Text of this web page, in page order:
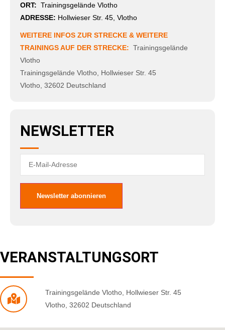
ORT: Trainingsgelände Vlotho
ADRESSE: Hollwieser Str. 45, Vlotho
WEITERE INFOS ZUR STRECKE & WEITERE
TRAININGS AUF DER STRECKE: Trainingsgelände
Vlotho
Trainingsgelände Vlotho Hollwieser Str. 45
Vlotho 32602 Deutschland
NEWSLETTER
VERANSTALTUNGSORT
Trainingsgelände Vlotho, Hollwieser Str. 45
Vlotho, 32602 Deutschland